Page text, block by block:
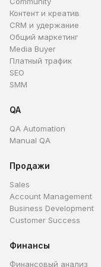
Контент и креатив
CRM и удержание
Общий маркетинг
Media Buyer
Платный трафик
SEO
SMM
QA
QA Automation
Manual QA
Продажи
Sales
Account Management
Business Development
Customer Success
Финансы
Финансовый анализ